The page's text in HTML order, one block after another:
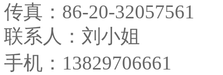
传真： 86-20-32057561
联系人：刘小姐
手机：13829706661